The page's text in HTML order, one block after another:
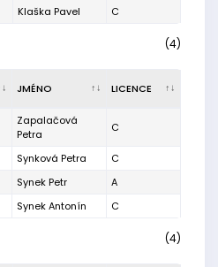
Klaška Pavel C
(4)
JMÉNO LICENCE
Zapalačová
Petra
C
Synková Petra
C
Synek Petr
A
Synek Antonín C
(4)